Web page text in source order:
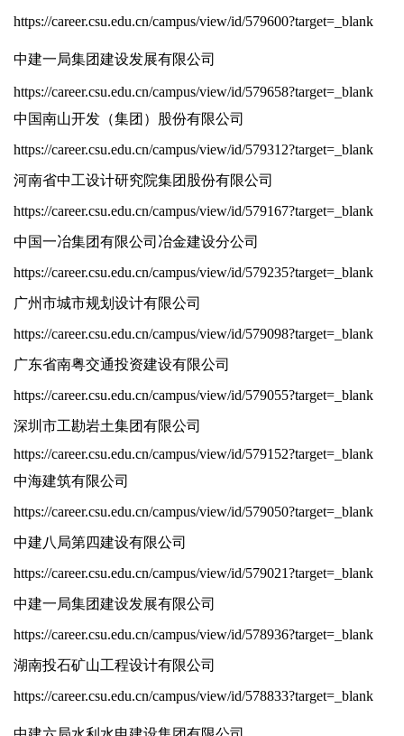
https://career.csu.edu.cn/campus/view/id/579600?target=_blank
中建一局集团建设发展有限公司
https://career.csu.edu.cn/campus/view/id/579658?target=_blank
中国南山开发（集团）股份有限公司
https://career.csu.edu.cn/campus/view/id/579312?target=_blank
河南省中工设计研究院集团股份有限公司
https://career.csu.edu.cn/campus/view/id/579167?target=_blank
中国一冶集团有限公司冶金建设分公司
https://career.csu.edu.cn/campus/view/id/579235?target=_blank
广州市城市规划设计有限公司
https://career.csu.edu.cn/campus/view/id/579098?target=_blank
广东省南粤交通投资建设有限公司
https://career.csu.edu.cn/campus/view/id/579055?target=_blank
深圳市工勘岩土集团有限公司
https://career.csu.edu.cn/campus/view/id/579152?target=_blank
中海建筑有限公司
https://career.csu.edu.cn/campus/view/id/579050?target=_blank
中建八局第四建设有限公司
https://career.csu.edu.cn/campus/view/id/579021?target=_blank
中建一局集团建设发展有限公司
https://career.csu.edu.cn/campus/view/id/578936?target=_blank
湖南投石矿山工程设计有限公司
https://career.csu.edu.cn/campus/view/id/578833?target=_blank